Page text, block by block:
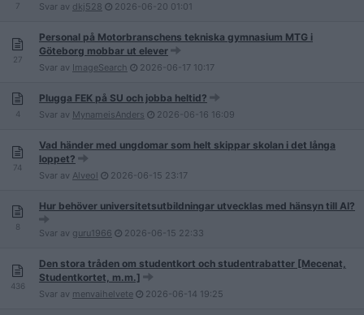
7 Svar av dkj528 2026-06-20 01:01
27
Personal på Motorbranschens tekniska gymnasium MTG i
Göteborg mobbar ut elever
Svar av ImageSearch 2026-06-17 10:17
4
Plugga FEK på SU och jobba heltid?
Svar av MynameisAnders 2026-06-16 16:09
74
Vad händer med ungdomar som helt skippar skolan i det långa
loppet?
Svar av Alveol 2026-06-15 23:17
8
Hur behöver universitetsutbildningar utvecklas med hänsyn till AI?
Svar av guru1966 2026-06-15 22:33
436
Den stora tråden om studentkort och studentrabatter [Mecenat,
Studentkortet, m.m.]
Svar av menvaihelvete 2026-06-14 19:25